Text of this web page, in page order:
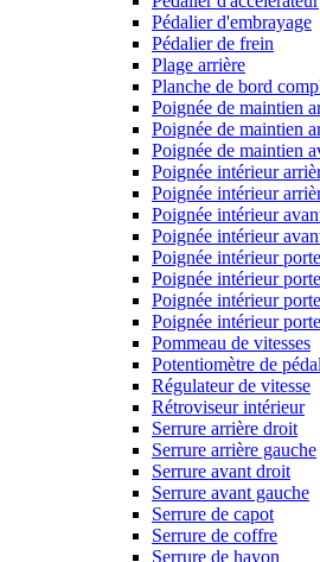
Pédalier d'embrayage
Pédalier de frein
Plage arrière
Planche de bord
Poignée de maintien
Poignée de maintien
Poignée de maintien
Poignée intérieur
Poignée intérieur
Poignée intérieur
Poignée intérieur
Poignée intérieur
Poignée intérieur
Poignée intérieur
Poignée intérieur
Pommeau de vitesses
Potentiomètre de
Régulateur de vitesse
Rétroviseur intérieur
Serrure arrière droit
Serrure arrière gauche
Serrure avant droit
Serrure avant gauche
Serrure de capot
Serrure de coffre
Serrure de hayon